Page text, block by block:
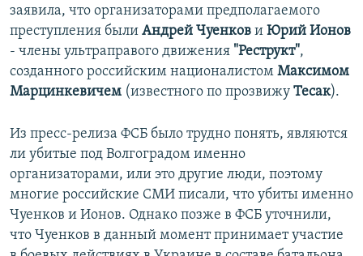
заявила, что организаторами предполагаемого
преступления были Андрей Чуенков и Юрий Ионов
- члены ультраправого движения "Реструкт",
созданного российским националистом Максимом
Марцинкевичем (известного по прозвижу Тесак).
Из пресс-релиза ФСБ было трудно понять, являются
ли убитые под Волгоградом именно
организаторами, или это другие люди, поэтому
многие российские СМИ писали, что убиты именно
Чуенков и Ионов. Однако позже в ФСБ уточнили,
что Чуенков в данный момент принимает участие